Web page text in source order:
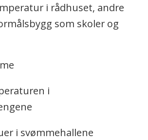
i rådhuset, andre
som skoler og
i
i svømmehallene